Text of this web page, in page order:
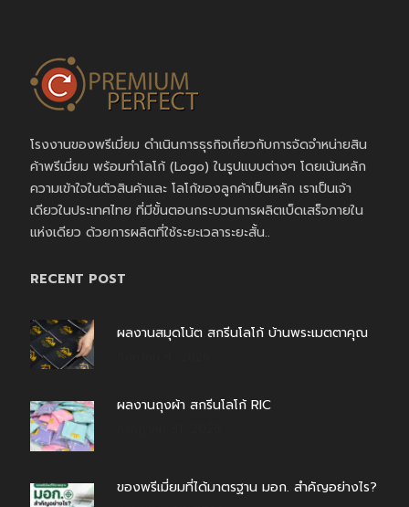
โรงงานของพรีเมี่ยม ดำเนินการธุรกิจเกี่ยวกับการจัดจำหน่ายสิน
ค้าพรีเมี่ยม พร้อมทำโลโก้ (Logo) ในรูปแบบต่างๆ โดยเน้นหลัก
ความเข้าใจในตัวสินค้าและ โลโก้ของลูกค้าเป็นหลัก เราเป็นเจ้า
เดียวในประเทศไทย ที่มีขั้นตอนกระบวนการผลิตเบ็ดเสร็จภายใน
แห่งเดียว ด้วยการผลิตที่ใช้ระยะเวลาระยะสั้น..
RECENT POST
ผลงานสมุดโน้ต สกรีนโลโก้ บ้านพระเมตตาคุณ
ผลงานถุงผ้า สกรีนโลโก้ RIC
ของพรีเมี่ยมที่ได้มาตรฐาน มอก. สำคัญอย่างไร?